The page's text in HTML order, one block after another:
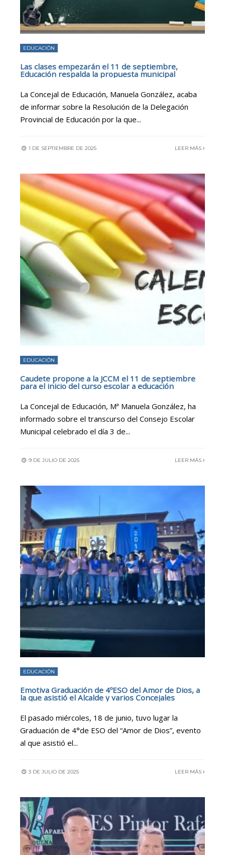
EDUCACIÓN
Las clases empezarán el 11 de septiembre,
Educación respalda la propuesta municipal
La Concejal de Educación, Manuela González, acaba
de informar sobre la Resolución de la Delegación
Provincial de Educación por la que...
1 DE SEPTIEMBRE DE 2025 LEER MÁS
EDUCACIÓN
Caudete propone a la JCCM el 11 de septiembre
para el inicio del curso escolar a educación
La Concejal de Educación, Mª Manuela González, ha
informado sobre el transcurso del Consejo Escolar
Municipal celebrado el día 3 de...
9 DE JULIO DE 2025 LEER MÁS
EDUCACIÓN
Emotiva Graduación de 4ºESO del Amor de Dios, a
la que asistió el Alcalde y varios Concejales
El pasado miércoles, 18 de junio, tuvo lugar la
Graduación de 4°de ESO del “Amor de Dios”, evento
al que asistió el...
3 DE JULIO DE 2025 LEER MÁS